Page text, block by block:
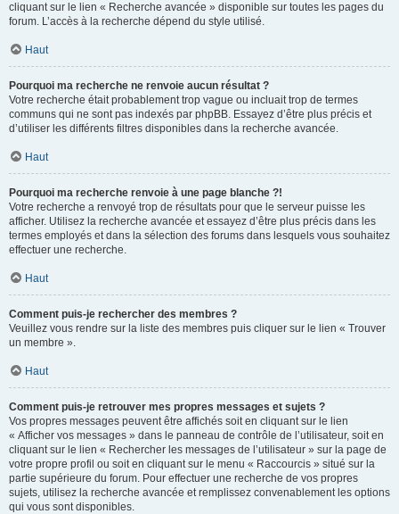
cliquant sur le lien « Recherche avancée » disponible sur toutes les pages du
forum. L’accès à la recherche dépend du style utilisé.
Haut
Pourquoi ma recherche ne renvoie aucun résultat ?
Votre recherche était probablement trop vague ou incluait trop de termes
communs qui ne sont pas indexés par phpBB. Essayez d’être plus précis et
d’utiliser les différents filtres disponibles dans la recherche avancée.
Haut
Pourquoi ma recherche renvoie à une page blanche ?!
Votre recherche a renvoyé trop de résultats pour que le serveur puisse les
afficher. Utilisez la recherche avancée et essayez d’être plus précis dans les
termes employés et dans la sélection des forums dans lesquels vous souhaitez
effectuer une recherche.
Haut
Comment puis-je rechercher des membres ?
Veuillez vous rendre sur la liste des membres puis cliquer sur le lien « Trouver
un membre ».
Haut
Comment puis-je retrouver mes propres messages et sujets ?
Vos propres messages peuvent être affichés soit en cliquant sur le lien
« Afficher vos messages » dans le panneau de contrôle de l’utilisateur, soit en
cliquant sur le lien « Rechercher les messages de l’utilisateur » sur la page de
votre propre profil ou soit en cliquant sur le menu « Raccourcis » situé sur la
partie supérieure du forum. Pour effectuer une recherche de vos propres
sujets, utilisez la recherche avancée et remplissez convenablement les options
qui vous sont disponibles.